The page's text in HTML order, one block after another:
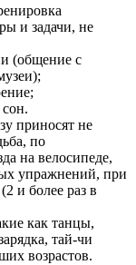
и задачи, не
(общение с
приносят не
по
на велосипеде,
упражнений, при
и более раз в
как танцы,
тай-чи
возрастов.